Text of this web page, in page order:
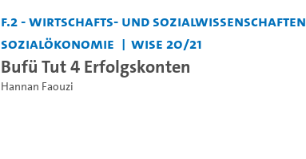
F.2 - Wirtschafts- und Sozialwissenschaften
Sozialökonomie
WiSe 20/21
Bufü Tut 4 Erfolgskonten
Hannan Faouzi